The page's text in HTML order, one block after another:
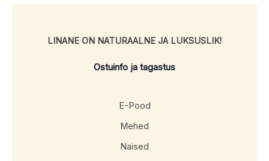
LINANE ON NATURAALNE JA LUKSUSLIK!
Ostuinfo ja tagastus
E-Pood
Mehed
Naised